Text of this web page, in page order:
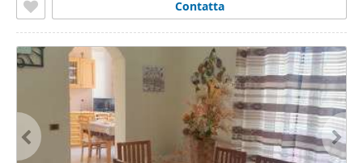
Contatta